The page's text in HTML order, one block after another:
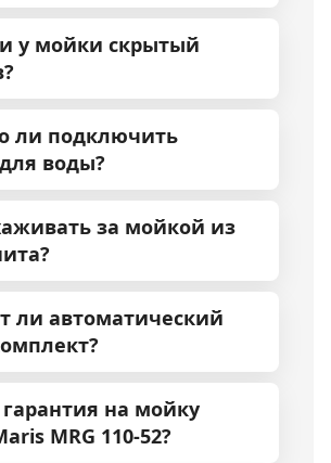
у мойки скрытый
ли подключить
воды?
за мойкой из
ли автоматический
на мойку
MRG 110-52?